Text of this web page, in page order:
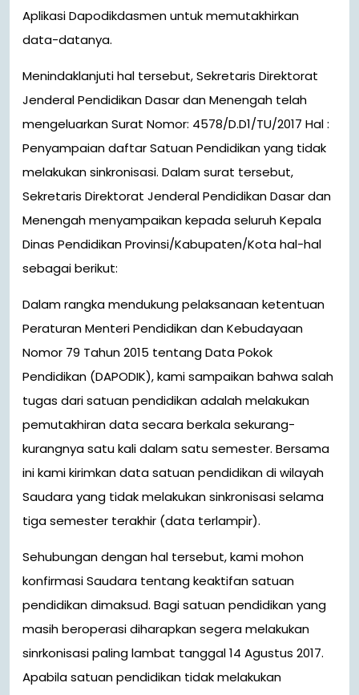
Aplikasi Dapodikdasmen untuk memutakhirkan
data-datanya.
Menindaklanjuti hal tersebut, Sekretaris Direktorat
Jenderal Pendidikan Dasar dan Menengah telah
mengeluarkan Surat Nomor: 4578/D.D1/TU/2017 Hal :
Penyampaian daftar Satuan Pendidikan yang tidak
melakukan sinkronisasi. Dalam surat tersebut,
Sekretaris Direktorat Jenderal Pendidikan Dasar dan
Menengah menyampaikan kepada seluruh Kepala
Dinas Pendidikan Provinsi/Kabupaten/Kota hal-hal
sebagai berikut:
Dalam rangka mendukung pelaksanaan ketentuan
Peraturan Menteri Pendidikan dan Kebudayaan
Nomor 79 Tahun 2015 tentang Data Pokok
Pendidikan (DAPODIK), kami sampaikan bahwa salah
tugas dari satuan pendidikan adalah melakukan
pemutakhiran data secara berkala sekurang-
kurangnya satu kali dalam satu semester. Bersama
ini kami kirimkan data satuan pendidikan di wilayah
Saudara yang tidak melakukan sinkronisasi selama
tiga semester terakhir (data terlampir).
Sehubungan dengan hal tersebut, kami mohon
konfirmasi Saudara tentang keaktifan satuan
pendidikan dimaksud. Bagi satuan pendidikan yang
masih beroperasi diharapkan segera melakukan
sinrkonisasi paling lambat tanggal 14 Agustus 2017.
Apabila satuan pendidikan tidak melakukan